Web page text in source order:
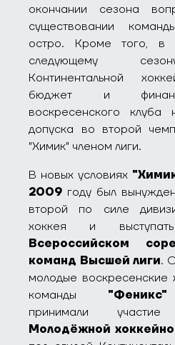
окончании сезона
существовании
остро. Кроме того, в
следующему
Континентальной
бюджет и
воскресенского клуба
допуска во второй
"Химик" членом лиги.
В новых условиях
2009 году был
второй по силе
хоккея и
Всероссийском
команд Высшей лиги.
молодые воскресенские
команды
принимали
Молодёжной